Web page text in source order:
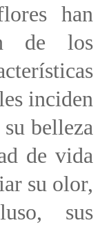
han
de los
inciden
belleza
de vida
su olor,
sus